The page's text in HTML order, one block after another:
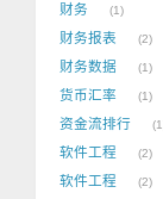
财务 1
财务报表 2
财务数据 1
货币汇率 1
资金流排行 1
软件工程 2
软件工程 2